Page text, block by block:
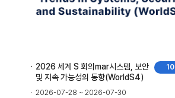
10
2026 세계 S 회의mar시스템, 보안
및 지속 가능성의 동향(WorldS4)
2026-07-28 ~ 2026-07-30